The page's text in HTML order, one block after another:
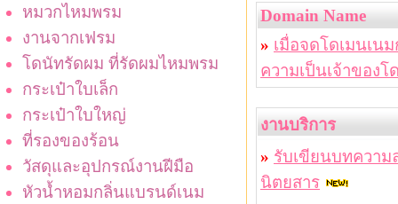
หมวกไหมพรม
งานจากเฟรม
โดนัทรัดผม ที่รัดผมไหมพรม
กระเป๋าใบเล็ก
กระเป๋าใบใหญ่
ที่รองของร้อน
วัสดุและอุปกรณ์งานฝีมือ
หัวน้ำหอมกลิ่นแบรนด์เนม
Domain Name
» เมื่อจดโดเมนเน
ความเป็นเจ้าของโ
งานบริการ
» รับเขียนบทความ
นิตยสาร